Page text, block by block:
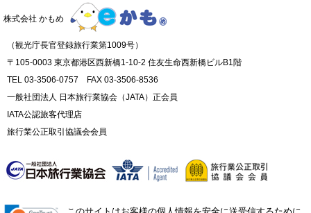
株式会社 かもめ
（観光庁長官登録旅行業第1009号）
〒105-0003 東京都港区西新橋1-10-2 住友生命西新橋ビルB1階
TEL 03-3506-0757 FAX 03-3506-8536
一般社団法人 日本旅行業協会（JATA）正会員
IATA公認旅客代理店
旅行業公正取引協議会会員